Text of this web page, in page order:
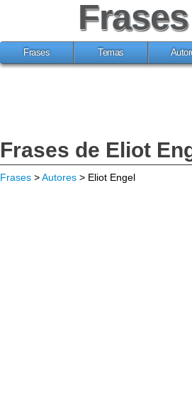
Frases
Frases Temas
Frases de Eliot
Frases >Autores > Eliot Engel